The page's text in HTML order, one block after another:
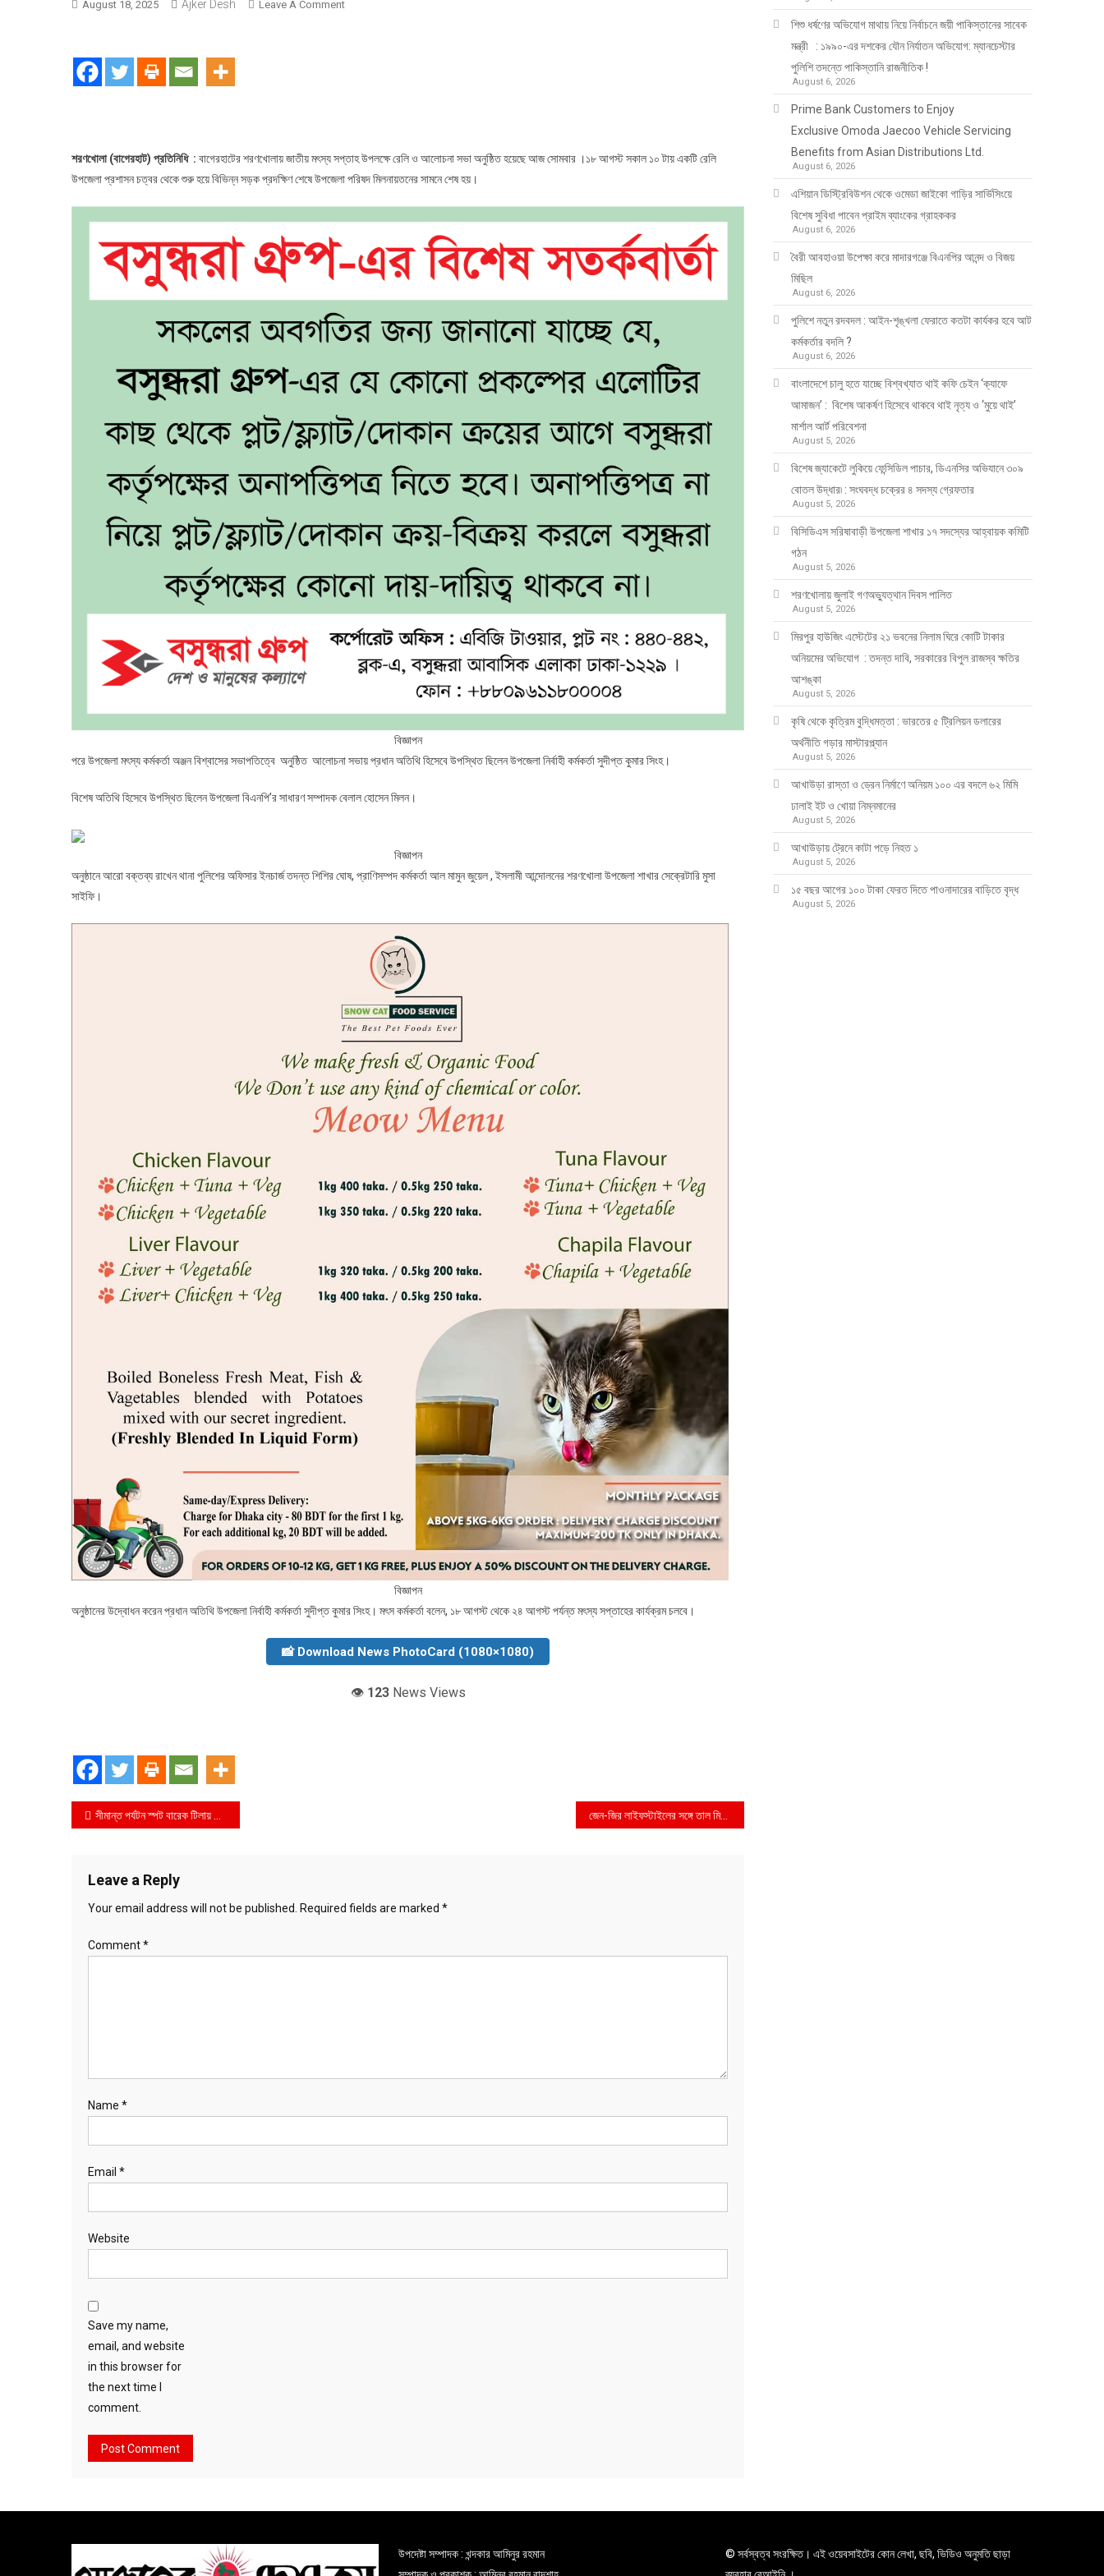
August 18, 2025 Ajker Desh Leave A CommentOn
শরণখোলা (বাগেরহাট) প্রতিনিধি : বাগেরহাটের শরণখোলায় জাতীয় মৎস্য সপ্তাহ উপলক্ষে রেলি ও আলোচনা সভা অনুষ্ঠিত হয়েছে আজ সোমবার ।১৮ আগস্ট সকাল ১০ টায় একটি রেলি
উপজেলা প্রশাসন চত্বর থেকে শুরু হয়ে বিভিন্ন সড়ক প্রদক্ষিণ শেষে উপজেলা পরিষদ মিলনায়তনের সামনে শেষ হয়।
বিজ্ঞাপন
পরে উপজেলা মৎস্য কর্মকর্তা অঞ্জন বিশ্বাসের সভাপতিত্বে অনুষ্ঠিত আলোচনা সভায় প্রধান অতিথি হিসেবে উপস্থিত ছিলেন উপজেলা নির্বাহী কর্মকর্তা সুদীপ্ত কুমার সিংহ।
বিশেষ অতিথি হিসেবে উপস্থিত ছিলেন উপজেলা বিএনপি’র সাধারণ সম্পাদক বেলাল হোসেন মিলন।
বিজ্ঞাপন
অনুষ্ঠানে আরো বক্তব্য রাখেন থানা পুলিশের অফিসার ইনচার্জ তদন্ত শিশির ঘোষ, প্রাণিসম্পদ কর্মকর্তা আল মামুন জুয়েল , ইসলামী আন্দোলনের শরণখোলা উপজেলা শাখার সেক্রেটারি মুসা
সাইফি।
বিজ্ঞাপন
অনুষ্ঠানের উদ্বোধন করেন প্রধান অতিথি উপজেলা নির্বাহী কর্মকর্তা সুদীপ্ত কুমার সিংহ। মৎস কর্মকর্তা বলেন, ১৮ আগস্ট থেকে ২৪ আগস্ট পর্যন্ত মৎস্য সপ্তাহের কার্যক্রম চলবে।
📸 Download News PhotoCard (1080×1080)
👁️ 123News Views
Post
সীমান্ত পর্যটন স্পট বারেক টিলায় দুই মাদক কারবারি গ্রেফতার জেন-জির লাইফস্টাইলের সঙ্গে তাল মিলিয়ে জনপ্রিয় হচ্ছে ইনফিনিক্স
Leave a Reply
Your email address will not be published. Required fields are marked *
Comment*
Name *
Email *
Website
Save my name,
email, and website
in this browser for
the next time I
comment.
শিশু ধর্ষণের অভিযোগ মাথায় নিয়ে নির্বাচনে জয়ী পাকিস্তানের সাবেক
মন্ত্রী : ১৯৯০-এর দশকের যৌন নির্যাতন অভিযোগ: ম্যানচেস্টার
পুলিশি তদন্তে পাকিস্তানি রাজনীতিক !
August 6, 2026
Prime Bank Customers to Enjoy
Exclusive Omoda Jaecoo Vehicle Servicing
Benefits from Asian Distributions Ltd.
August 6, 2026
এশিয়ান ডিস্ট্রিবিউশন থেকে ওমেডা জাইকো গাড়ির সার্ভিসিংয়ে
বিশেষ সুবিধা পাবেন প্রাইম ব্যাংকের গ্রাহককর
August 6, 2026
বৈরী আবহাওয়া উপেক্ষা করে মাদারগঞ্জে বিএনপির আনন্দ ও বিজয়
মিছিল
August 6, 2026
পুলিশে নতুন রদবদল : আইন-শৃঙ্খলা ফেরাতে কতটা কার্যকর হবে আট
কর্মকর্তার বদলি ?
August 6, 2026
​​বাংলাদেশে চালু হতে যাচ্ছে বিশ্বখ্যাত থাই কফি চেইন ‘ক্যাফে
আমাজন’ : বিশেষ আকর্ষণ হিসেবে থাকবে থাই নৃত্য ও ‘মুয়ে থাই’
মার্শাল আর্ট পরিবেশনা
August 5, 2026
বিশেষ জ্যাকেটে লুকিয়ে ফেন্সিডিল পাচার, ডিএনসির অভিযানে ৩০৯
বোতল উদ্ধার৷ : সংঘবদ্ধ চক্রের ৪ সদস্য গ্রেফতার
August 5, 2026
বিসিডিএস সরিষাবাড়ী উপজেলা শাখার ১৭ সদস্যের আহ্বায়ক কমিটি
গঠন
August 5, 2026
শরণখোলায় জুলাই গণঅভ্যুত্থান দিবস পালিত
August 5, 2026
মিরপুর হাউজিং এস্টেটের ২১ ভবনের নিলাম ঘিরে কোটি টাকার
অনিয়মের অভিযোগ : তদন্ত দাবি, সরকারের বিপুল রাজস্ব ক্ষতির
আশঙ্কা
August 5, 2026
কৃষি থেকে কৃত্রিম বুদ্ধিমত্তা : ভারতের ৫ ট্রিলিয়ন ডলারের
অর্থনীতি গড়ার মাস্টারপ্ল্যান
August 5, 2026
আখাউড়া রাস্তা ও ড্রেন নির্মাণে অনিয়ম ১০০ এর বদলে ৬২ মিমি
ঢালাই ইট ও খোয়া নিম্নমানের
August 5, 2026
আখাউড়ায় ট্রেনে কাটা পড়ে নিহত ১
August 5, 2026
১৫ বছর আগের ১০০ টাকা ফেরত দিতে পাওনাদারের বাড়িতে বৃদ্ধ
August 5, 2026
উপদেষ্টা সম্পাদক : খন্দকার আমিনুর রহমান
© সর্বস্বত্ব সংরক্ষিত। এই ওয়েবসাইটের কোন লেখা, ছবি, ভিডিও অনুমতি ছাড়া